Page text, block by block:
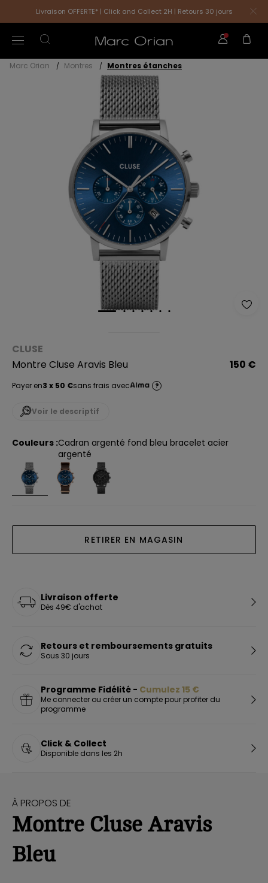
Livraison OFFERTE* | Click and Collect 2H | Retours 30 jours
Marc Orian Montres Montres étanches
CLUSE
Montre Cluse Aravis Bleu
150 €
Payer en3 x 50 €sans frais avec ?
Voir le descriptif
Couleurs :cadran argenté fond bleu bracelet acier
argenté
RETIRER EN MAGASIN
Livraison offerte
Dès 49€ d'achat
Retours et remboursements gratuits
Sous 30 jours
Programme Fidélité - Cumulez 15 €
Me connecter ou créer un compte pour profiter du
programme
Click & Collect
Disponible dans les 2h
À PROPOS DE
Montre Cluse Aravis
Bleu